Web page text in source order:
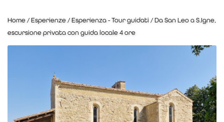
Home / Esperienze / Esperienza - Tour guidati / Da San Leo a S.Igne,
escursione privata con guida locale 4 ore